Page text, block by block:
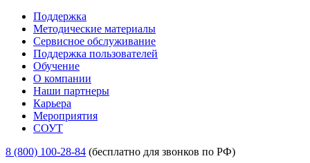
Поддержка
Методические материалы
Сервисное обслуживание
Поддержка пользователей
Обучение
О компании
Наши партнеры
Карьера
Мероприятия
СОУТ
8 (800) 100-28-84 (бесплатно для звонков по РФ)